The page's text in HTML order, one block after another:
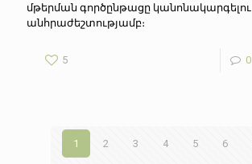
մթերման գործընթացը կանոնակարգելու
անհրաժեշտությամբ։
5 0
1 2 3 4 5 6